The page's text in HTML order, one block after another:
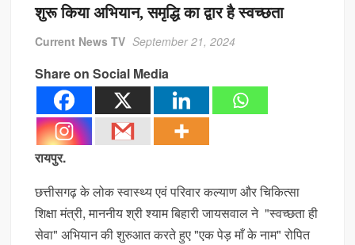
7 अगस्त: राष्ट्रीय हथकरघा दिवस समारोह में शामिल होंगे मुख्यमंत्री योगी आदित्यनाथ
राष्ट्रीय हथकरघा दिवस पर सीएम योगी देंगे पुरस्कार, टेक्सटाइल पार्क समेत कई बड़ी
घोषणाएं संभव
शुरू किया अभियान, समृद्धि का द्वार है स्वच्छता
Current News TV September 21, 2024
Share on Social Media
रायपुर.
छत्तीसगढ़ के लोक स्वास्थ्य एवं परिवार कल्याण और चिकित्सा
शिक्षा मंत्री, माननीय श्री श्याम बिहारी जायसवाल ने "स्वच्छता ही
सेवा" अभियान की शुरुआत करते हुए "एक पेड़ माँ के नाम" रोपित